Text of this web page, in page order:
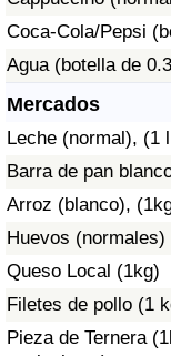
Coca-Cola/Pepsi
Agua (botella de
Mercados
Leche (normal), (1
Barra de pan
Arroz (blanco),
Huevos (normales)
Queso Local (1kg)
Filetes de pollo (1
Pieza de Ternera
Índice de
Índice de
Sanidad
Índice de
Índice de Sanidad
Índice de Sanidad